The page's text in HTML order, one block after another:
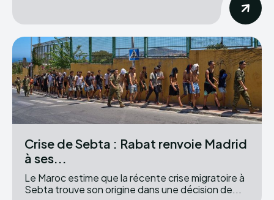
Crise de Sebta : Rabat renvoie Madrid
à ses...
Le Maroc estime que la récente crise migratoire à
Sebta trouve son origine dans une décision de...